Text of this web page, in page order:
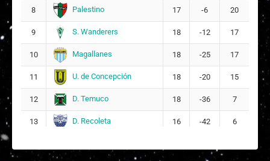
8 Palestino 17 -6 20
9 S. Wanderers 18 -12 17
10 Magallanes 18 -25 17
11 U. de Concepción 18 -20 15
12 D. Temuco 18 -36 7
13 D. Recoleta 16 -42 6